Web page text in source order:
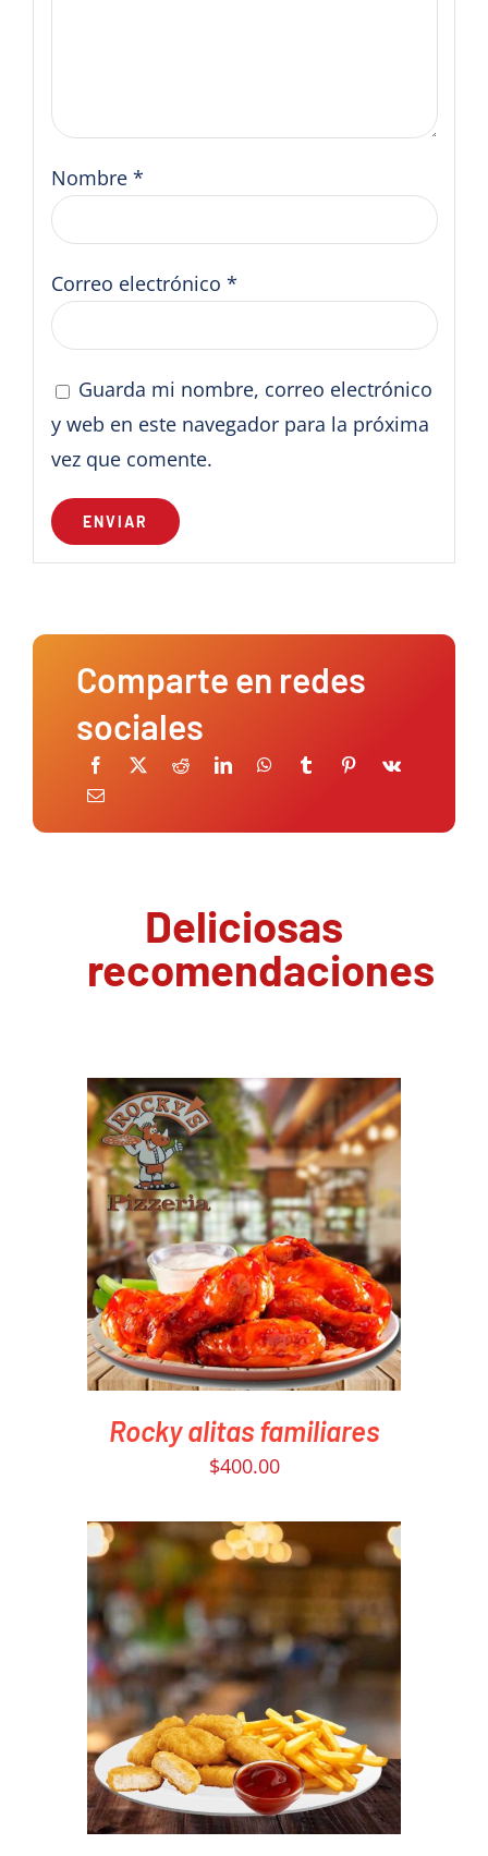
Nombre *
Correo electrónico *
Guarda mi nombre, correo electrónico
y web en este navegador para la próxima
vez que comente.
Comparte en redes
sociales
Deliciosas
recomendaciones
PEDIR AHORA
/
DETAILS
Rocky alitas familiares
$400.00
PEDIR AHORA
DETAILS